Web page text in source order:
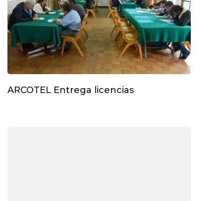
ARCOTEL Entrega licencias